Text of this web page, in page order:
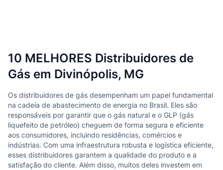
10 MELHORES Distribuidores de
Gás em Divinópolis, MG
Os distribuidores de gás desempenham um papel fundamental
na cadeia de abastecimento de energia no Brasil. Eles são
responsáveis por garantir que o gás natural e o GLP (gás
liquefeito de petróleo) cheguem de forma segura e eficiente
aos consumidores, incluindo residências, comércios e
indústrias. Com uma infraestrutura robusta e logística eficiente,
esses distribuidores garantem a qualidade do produto e a
satisfação do cliente. Além disso, muitos deles investem em